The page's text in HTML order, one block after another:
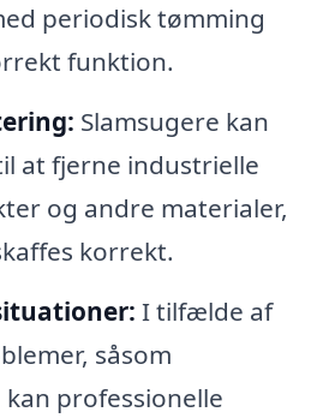
periodisk tømming
funktion.
Slamsugere kan
at fjerne industrielle
og andre materialer,
korrekt.
I tilfælde af
såsom
professionelle